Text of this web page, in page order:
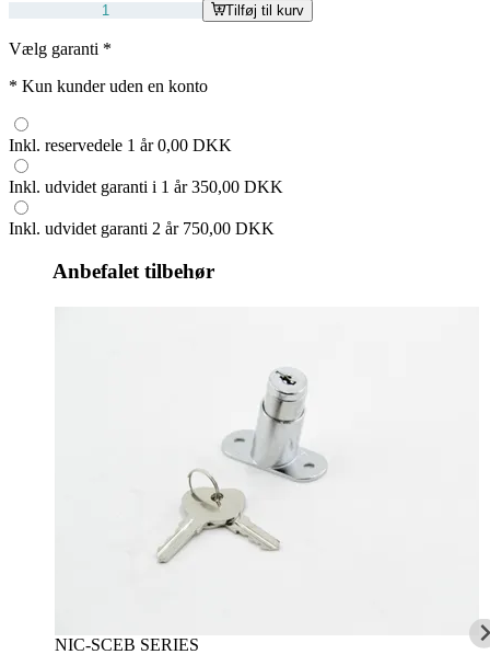
Tilføj til kurv
Vælg garanti *
* Kun kunder uden en konto
Inkl. reservedele 1 år0,00 DKK
Inkl. udvidet garanti i 1 år350,00 DKK
Inkl. udvidet garanti 2 år 750,00 DKK
Anbefalet tilbehør
NIC-SCEB SERIES